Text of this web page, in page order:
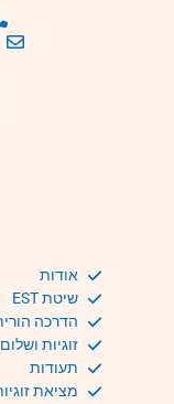
אודות
שיטת EST
הדרכה
זוגיות
תעודות
מציאת